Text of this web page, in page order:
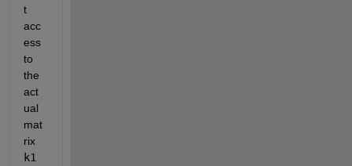
t
acc
ess
to
the
act
ual
mat
rix
k1